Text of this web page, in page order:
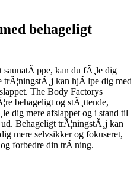
behageligt
kan du fÃ¸le dig
trÃ¦ningstÃ¸j kan hjÃ¦lpe dig med
The Body Factorys
behageligt og stÃ¸ttende,
dig mere afslappet og i stand til
Behageligt trÃ¦ningstÃ¸j kan
mere selvsikker og fokuseret,
forbedre din trÃ¦ning.